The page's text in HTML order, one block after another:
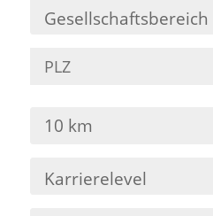
Karriere
Presse
News Archiv
Gesellschaftsbereich
10 km
Karrierelevel